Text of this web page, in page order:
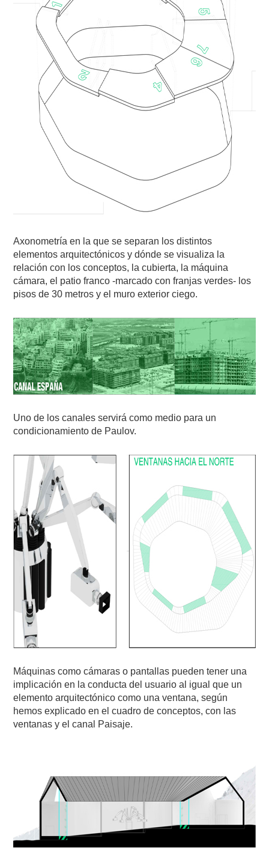
Axonometría en la que se separan los distintos
elementos arquitectónicos y dónde se visualiza la
relación con los conceptos, la cubierta, la máquina
cámara, el patio franco -marcado con franjas verdes- los
pisos de 30 metros y el muro exterior ciego.
Uno de los canales servirá como medio para un
condicionamiento de Paulov.
Máquinas como cámaras o pantallas pueden tener una
implicación en la conducta del usuario al igual que un
elemento arquitectónico como una ventana, según
hemos explicado en el cuadro de conceptos, con las
ventanas y el canal Paisaje.